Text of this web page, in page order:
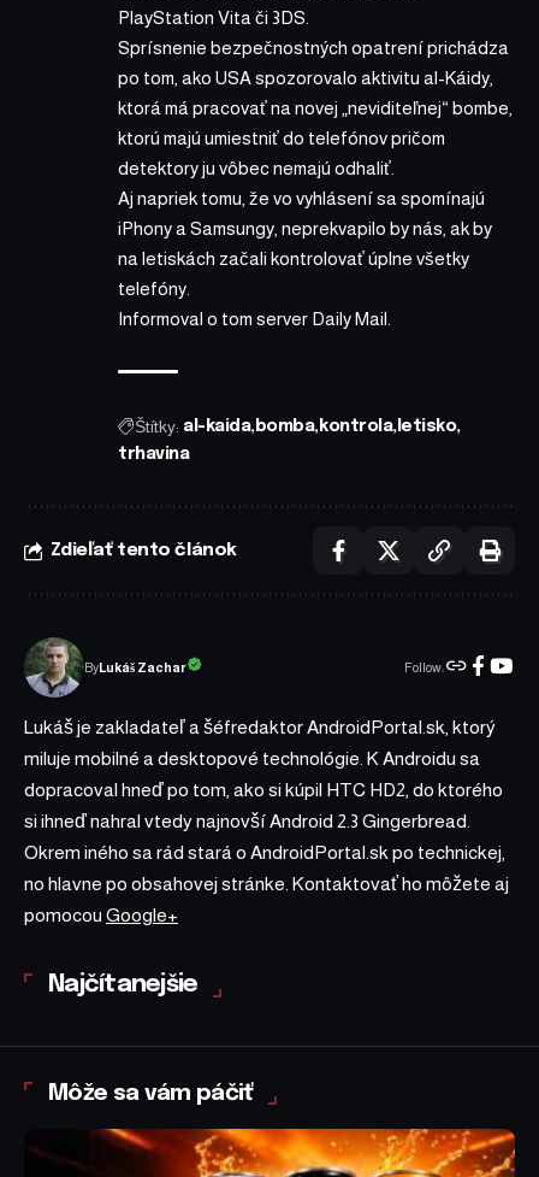
PlayStation Vita či 3DS.
Sprísnenie bezpečnostných opatrení prichádza
po tom, ako USA spozorovalo aktivitu al-Káidy,
ktorá má pracovať na novej „neviditeľnej“ bombe,
ktorú majú umiestniť do telefónov pričom
detektory ju vôbec nemajú odhaliť.
Aj napriek tomu, že vo vyhlásení sa spomínajú
iPhony a Samsungy, neprekvapilo by nás, ak by
na letiskách začali kontrolovať úplne všetky
telefóny.
Informoval o tom server Daily Mail
Štítky: al-kaida bomba kontrola letisko
trhavina
Zdieľať tento článok
ByLukáš Zachar Follow:
Lukáš je zakladateľ a šéfredaktor AndroidPortal.sk, ktorý
miluje mobilné a desktopové technológie. K Androidu sa
dopracoval hneď po tom, ako si kúpil HTC HD2, do ktorého
si ihneď nahral vtedy najnovší Android 2.3 Gingerbread.
Okrem iného sa rád stará o AndroidPortal.sk po technickej,
no hlavne po obsahovej stránke. Kontaktovať ho môžete aj
pomocou Google+
Najčítanejšie
Môže sa vám páčiť